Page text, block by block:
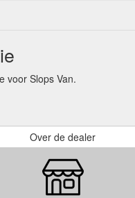
voor Slops Van.
Over de dealer